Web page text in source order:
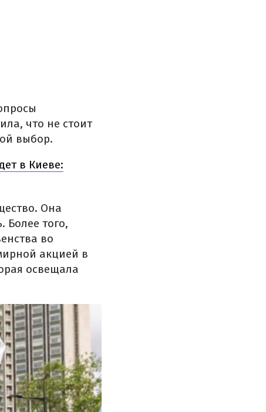
что не стоит
выбор.
в Киеве:
Она
Более того,
во
акцией в
освещала